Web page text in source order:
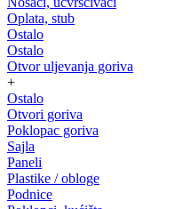
Oplata, stub
Ostalo
Ostalo
Otvor uljevanja goriva
+
Ostalo
Otvori goriva
Poklopac goriva
Sajla
Paneli
Plastike / obloge
Podnice